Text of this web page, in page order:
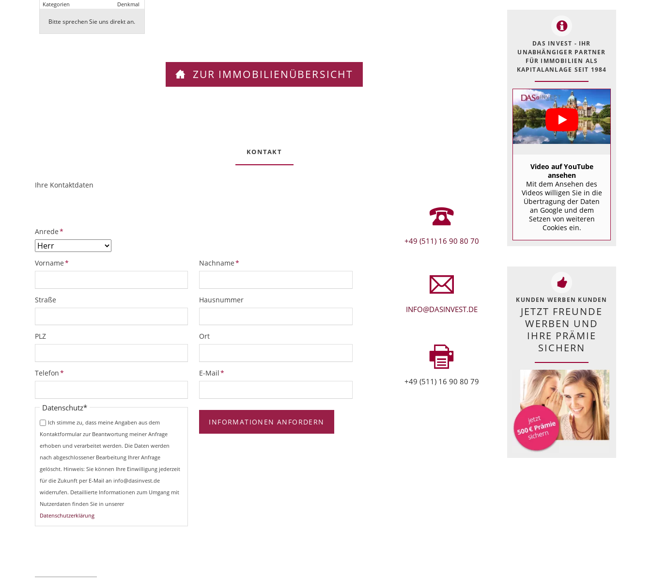
Kategorien
Denkmal
Bitte sprechen Sie uns direkt an.
ZUR IMMOBILIENÜBERSICHT
KONTAKT
ObjektPlatzhalter
URL
Ihre Kontaktdaten
Pflichtfeld
Anrede*
Pflichtfeld
Vorname* Pflichtfeld
Nachname*
Straße Hausnummer
PLZ Ort
Pflichtfeld
Telefon* Pflichtfeld
E-Mail*
Pflichtfeld
Datenschutz*
Ich stimme zu, dass meine Angaben aus dem
Kontaktformular zur Beantwortung meiner Anfrage
erhoben und verarbeitet werden. Die Daten werden
nach abgeschlossener Bearbeitung Ihrer Anfrage
gelöscht. Hinweis: Sie können Ihre Einwilligung jederzeit
für die Zukunft per E-Mail an info@dasinvest.de
widerrufen. Detaillierte Informationen zum Umgang mit
Nutzerdaten finden Sie in unserer
Datenschutzerklärung
INFORMATIONEN ANFORDERN
+49 (511) 16 90 80 70
INFO@DASINVEST.DE
+49 (511) 16 90 80 79
DAS INVEST - IHR
UNABHÄNGIGER PARTNER
FÜR IMMOBILIEN ALS
KAPITALANLAGE SEIT 1984
Video auf YouTube
ansehen
Mit dem Ansehen des
Videos willigen Sie in die
Übertragung der Daten
an Google und dem
Setzen von weiteren
Cookies ein.
KUNDEN WERBEN KUNDEN
JETZT FREUNDE
WERBEN UND
IHRE PRÄMIE
SICHERN